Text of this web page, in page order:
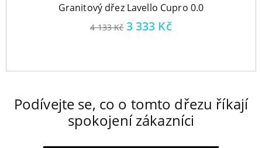
Granitový dřez Lavello Cupro 0.0
4 133Kč 3 333 Kč
Podívejte se, co o tomto dřezu říkají
spokojení zákazníci